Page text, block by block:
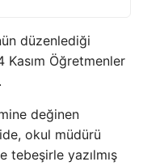
düzenlediği
Öğretmenler
değinen
okul müdürü
tebeşirle yazılmış